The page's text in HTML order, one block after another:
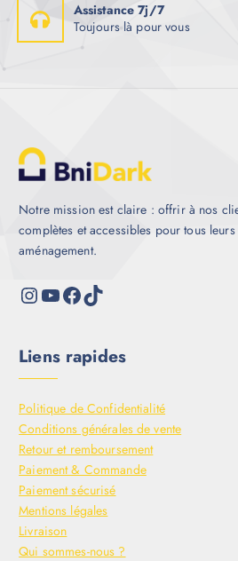
Assistance 7j/7
Toujours là pour vous
Notre mission est claire : offrir à nos
complètes et accessibles pour tous
aménagement.
Liens rapides
Politique de Confidentialité
Conditions générales de vente
Retour et remboursement
Paiement & Commande
Paiement sécurisé
Mentions légales
Livraison
Qui sommes-nous ?